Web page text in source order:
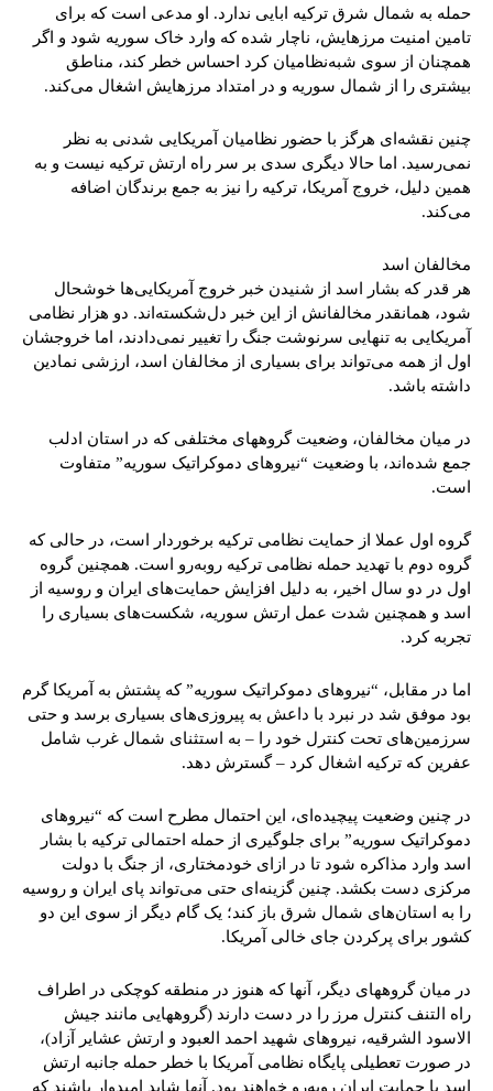
حمله به شمال شرق ترکیه ابایی ندارد. او مدعی است که برای
تامین امنیت مرزهایش، ناچار شده که وارد خاک سوریه شود و اگر
همچنان از سوی شبه‌نظامیان کرد احساس خطر کند، مناطق
بیشتری را از شمال سوریه و در امتداد مرزهایش اشغال می‌کند.
چنین نقشه‌ای هرگز با حضور نظامیان آمریکایی شدنی به نظر
نمی‌رسید. اما حالا دیگری سدی بر سر راه ارتش ترکیه نیست و به
همین دلیل، خروج آمریکا، ترکیه را نیز به جمع برندگان اضافه
می‌کند.
مخالفان اسد
هر قدر که بشار اسد از شنیدن خبر خروج آمریکایی‌ها خوشحال
شود، همانقدر مخالفانش از این خبر دل‌شکسته‌اند. دو هزار نظامی
آمریکایی به تنهایی سرنوشت جنگ را تغییر نمی‌دادند، اما خروجشان
اول از همه می‌تواند برای بسیاری از مخالفان اسد، ارزشی نمادین
داشته باشد.
در میان مخالفان، وضعیت گروههای مختلفی که در استان ادلب
جمع شده‌اند، با وضعیت “نیروهای دموکراتیک سوریه” متفاوت
است.
گروه اول عملا از حمایت نظامی ترکیه برخوردار است، در حالی که
گروه دوم با تهدید حمله نظامی ترکیه روبه‌رو است. همچنین گروه
اول در دو سال اخیر، به دلیل افزایش حمایت‌های ایران و روسیه از
اسد و همچنین شدت عمل ارتش سوریه، شکست‌های بسیاری را
تجربه کرد.
اما در مقابل، “نیروهای دموکراتیک سوریه” که پشتش به آمریکا گرم
بود موفق شد در نبرد با داعش به پیروزی‌های بسیاری برسد و حتی
سرزمین‌های تحت کنترل خود را – به استثنای شمال غرب شامل
عفرین که ترکیه اشغال کرد – گسترش دهد.
در چنین وضعیت پیچیده‌ای، این احتمال مطرح است که “نیروهای
دموکراتیک سوریه” برای جلوگیری از حمله احتمالی ترکیه با بشار
اسد وارد مذاکره شود تا در ازای خودمختاری، از جنگ با دولت
مرکزی دست بکشد. چنین گزینه‌ای حتی می‌تواند پای ایران و روسیه
را به استان‌های شمال شرق باز کند؛ یک گام دیگر از سوی این دو
کشور برای پرکردن جای خالی آمریکا.
در میان گروههای دیگر، آنها که هنوز در منطقه کوچکی در اطراف
راه التنف کنترل مرز را در دست دارند (گروههایی مانند جیش
الاسود الشرقیه، نیروهای شهید احمد العبود و ارتش عشایر آزاد)،
در صورت تعطیلی پایگاه نظامی آمریکا با خطر حمله جانبه ارتش
اسد با حمایت ایران رو‌به‌رو خواهند بود. آنها شاید امیدوار باشند که